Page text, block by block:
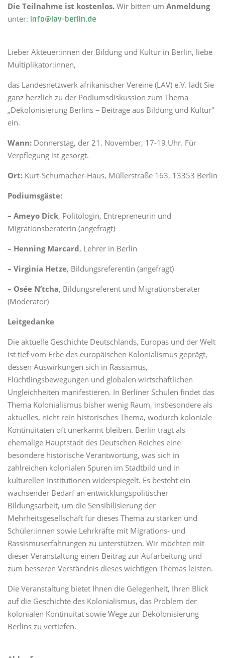
Die Teilnahme ist kostenlos. Wir bitten um Anmeldung
unter: info@lav-berlin.de
Lieber Akteuer:innen der Bildung und Kultur in Berlin, liebe
Multiplikator:innen,
das Landesnetzwerk afrikanischer Vereine (LAV) e.V. lädt Sie
ganz herzlich zu der Podiumsdiskussion zum Thema
„Dekolonisierung Berlins – Beiträge aus Bildung und Kultur“
ein.
Wann: Donnerstag, der 21. November, 17-19 Uhr. Für
Verpflegung ist gesorgt.
Ort: Kurt-Schumacher-Haus, Müllerstraße 163, 13353 Berlin
Podiumsgäste:
– Ameyo Dick, Politologin, Entrepreneurin und
Migrationsberaterin (angefragt)
– Henning Marcard, Lehrer in Berlin
– Virginia Hetze, Bildungsreferentin (angefragt)
– Osée N’tcha, Bildungsreferent und Migrationsberater
(Moderator)
Leitgedanke
Die aktuelle Geschichte Deutschlands, Europas und der Welt
ist tief vom Erbe des europäischen Kolonialismus geprägt,
dessen Auswirkungen sich in Rassismus,
Flüchtlingsbewegungen und globalen wirtschaftlichen
Ungleichheiten manifestieren. In Berliner Schulen findet das
Thema Kolonialismus bisher wenig Raum, insbesondere als
aktuelles, nicht rein historisches Thema, wodurch koloniale
Kontinuitäten oft unerkannt bleiben. Berlin trägt als
ehemalige Hauptstadt des Deutschen Reiches eine
besondere historische Verantwortung, was sich in
zahlreichen kolonialen Spuren im Stadtbild und in
kulturellen Institutionen widerspiegelt. Es besteht ein
wachsender Bedarf an entwicklungspolitischer
Bildungsarbeit, um die Sensibilisierung der
Mehrheitsgesellschaft für dieses Thema zu stärken und
Schüler:innen sowie Lehrkräfte mit Migrations- und
Rassismuserfahrungen zu unterstützen. Wir möchten mit
dieser Veranstaltung einen Beitrag zur Aufarbeitung und
zum besseren Verständnis dieses wichtigen Themas leisten.
Die Veranstaltung bietet Ihnen die Gelegenheit, Ihren Blick
auf die Geschichte des Kolonialismus, das Problem der
kolonialen Kontinuität sowie Wege zur Dekolonisierung
Berlins zu vertiefen.